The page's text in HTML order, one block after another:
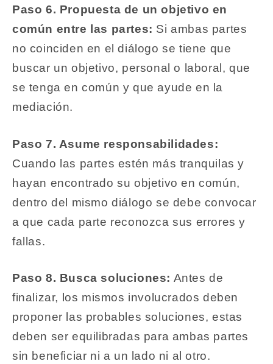
Paso 6. Propuesta de un objetivo en
común entre las partes: Si ambas partes
no coinciden en el diálogo se tiene que
buscar un objetivo, personal o laboral, que
se tenga en común y que ayude en la
mediación.
Paso 7. Asume responsabilidades:
Cuando las partes estén más tranquilas y
hayan encontrado su objetivo en común,
dentro del mismo diálogo se debe convocar
a que cada parte reconozca sus errores y
fallas.
Paso 8. Busca soluciones: Antes de
finalizar, los mismos involucrados deben
proponer las probables soluciones, estas
deben ser equilibradas para ambas partes
sin beneficiar ni a un lado ni al otro.